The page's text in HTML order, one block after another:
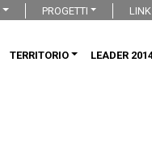
PROGETTI
TERRITORIO LEADER